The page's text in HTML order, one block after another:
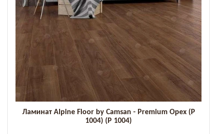
Ламинат Alpine Floor by Camsan - Premium Орех (P
1004) (P 1004)